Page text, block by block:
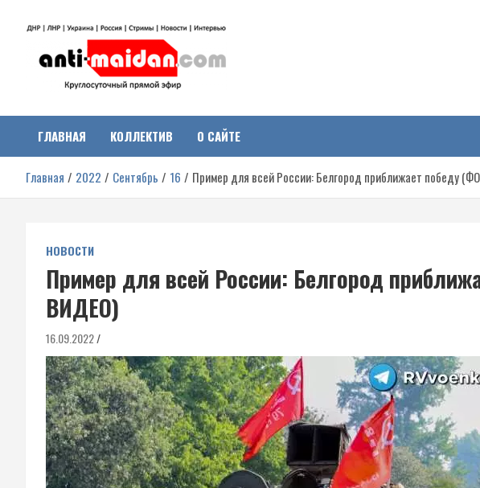
Антимайдан:
Гражданская война на
Украине
о гражданской войне на Украине, включая события в Новороссии,
ДНР, ЛНР и других регионах.
ГЛАВНАЯ КОЛЛЕКТИВ О САЙТЕ
Главная 2022 Сентябрь 16 Пример для всей России: Белгород приближает победу
НОВОСТИ
Пример для всей России: Белгород
ВИДЕО)
16.09.2022